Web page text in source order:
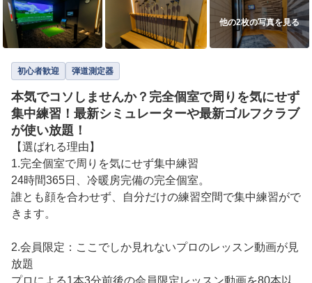
他の2枚の写真を見る
初心者歓迎 弾道測定器
本気でコソしませんか？完全個室で周りを気にせず
集中練習！最新シミュレーターや最新ゴルフクラブ
が使い放題！
【選ばれる理由】
1.完全個室で周りを気にせず集中練習
24時間365日、冷暖房完備の完全個室。
誰とも顔を合わせず、自分だけの練習空間で集中練習がで
きます。
2.会員限定：ここでしか見れないプロのレッスン動画が見
放題
プロによる1本3分前後の会員限定レッスン動画を80本以